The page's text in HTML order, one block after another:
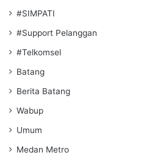
#SIMPATI
#Support Pelanggan
#Telkomsel
Batang
Berita Batang
Wabup
Umum
Medan Metro